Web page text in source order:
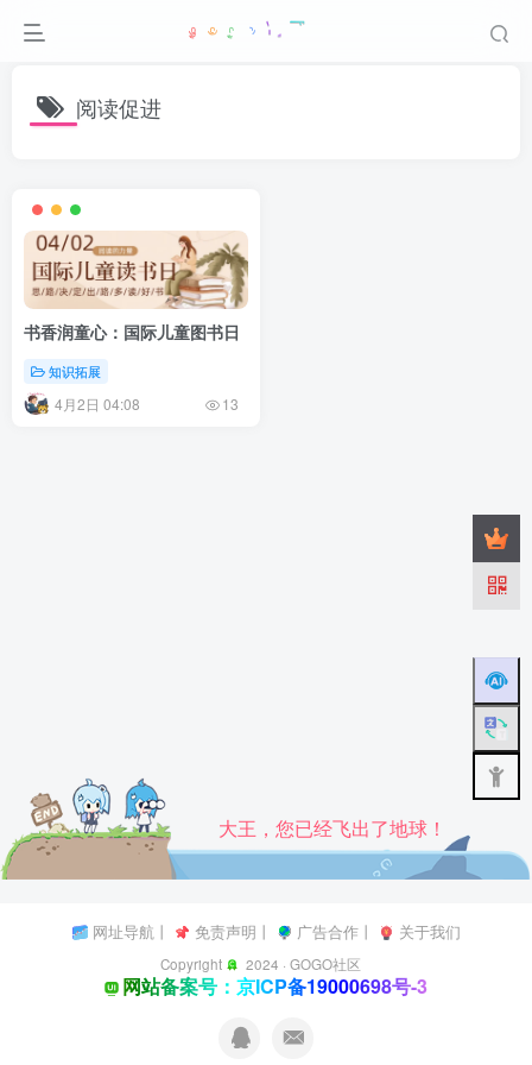
阅读促进
书香润童心：国际儿童图书日
知识拓展
4月2日 04:08 13
大王，您已经飞出了地球！
网址导航 丨 免责声明 丨 广告合作丨 关于我们
Copyright 2024 ·GOGO社区
网站备案号：京ICP备19000698号-3